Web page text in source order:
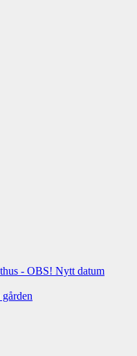
- OBS! Nytt datum